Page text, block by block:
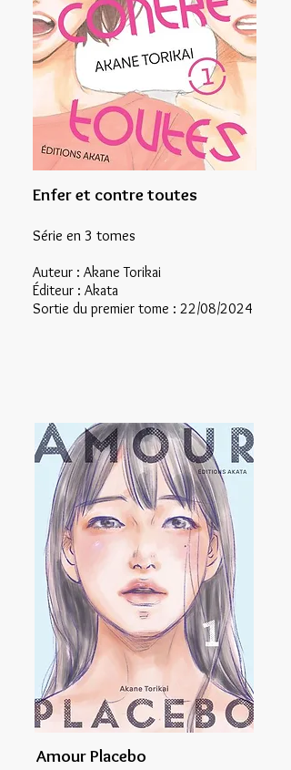
Enfer et contre toutes
Série en 3 tomes
Auteur : Akane Torikai
Éditeur : Akata
Sortie du premier tome : 22/08/2024
Amour Placebo